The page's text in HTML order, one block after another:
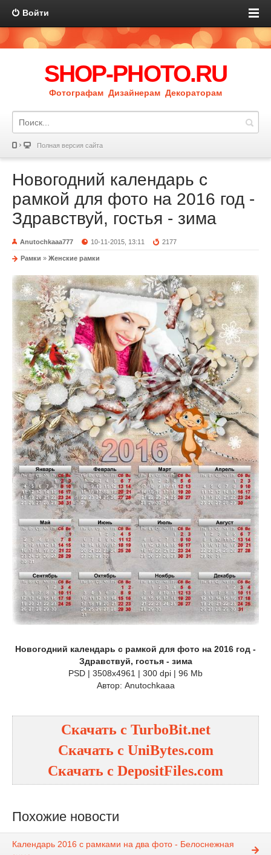
Войти
SHOP-PHOTO.RU
Фотографам Дизайнерам Декораторам
Полная версия сайта
Новогодний календарь с
рамкой для фото на 2016 год -
Здравствуй, гостья - зима
Anutochkaaa777 10-11-2015, 13:11 2177
Рамки » Женские рамки
Новогодний календарь с рамкой для фото на 2016 год -
Здравствуй, гостья - зима
PSD | 3508х4961 | 300 dpi | 96 Mb
Автор: Anutochkaaa
Скачать с TurboBit.net
Скачать с UniBytes.com
Скачать с DepositFiles.com
Похожие новости
Календарь 2016 с рамками на два фото - Белоснежная